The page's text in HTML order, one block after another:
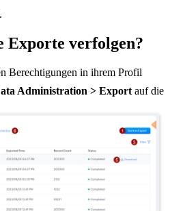
.
Exporte verfolgen?
Berechtigungen in ihrem Profil
Administration > Export auf die